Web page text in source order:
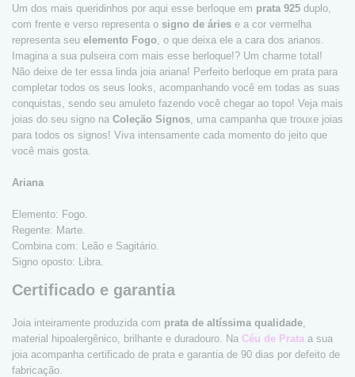
Um dos mais queridinhos por aqui esse berloque em prata 925 duplo,
com frente e verso representa o signo de áries e a cor vermelha
representa seu elemento Fogo , o que deixa ele a cara dos arianos.
Imagina a sua pulseira com mais esse berloque!? Um charme total!
Não deixe de ter essa linda joia ariana! Perfeito berloque em prata para
completar todos os seus looks, acompanhando você em todas as suas
conquistas, sendo seu amuleto fazendo você chegar ao topo! Veja mais
joias do seu signo na Coleção Signos , uma campanha que trouxe joias
para todos os signos! Viva intensamente cada momento do jeito que
você mais gosta.
Ariana
Elemento: Fogo.
Regente: Marte.
Combina com: Leão e Sagitário.
Signo oposto: Libra.
Certificado e garantia
Joia inteiramente produzida com prata de altíssima qualidade
material hipoalergênico, brilhante e duradouro. Na Céu de Prata a sua
joia acompanha certificado de prata e garantia de 90 dias por defeito de
fabricação.